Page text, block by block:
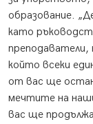
образование.
като
преподаватели,
който всеки
от вас ще
мечтите на
вас ще